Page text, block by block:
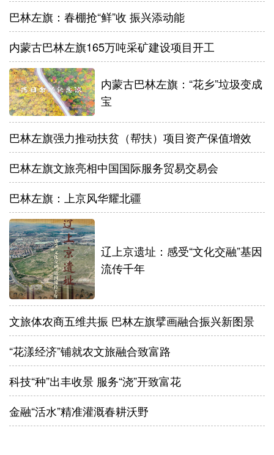
巴林左旗：春棚抢“鲜”收 振兴添动能
内蒙古巴林左旗165万吨采矿建设项目开工
内蒙古巴林左旗：“花乡”垃圾变成
宝
巴林左旗强力推动扶贫（帮扶）项目资产保值增效
巴林左旗文旅亮相中国国际服务贸易交易会
巴林左旗：上京风华耀北疆
辽上京遗址：感受“文化交融”基因
流传千年
文旅体农商五维共振 巴林左旗擘画融合振兴新图景
“花漾经济”铺就农文旅融合致富路
科技“种”出丰收景 服务“浇”开致富花
金融“活水”精准灌溉春耕沃野